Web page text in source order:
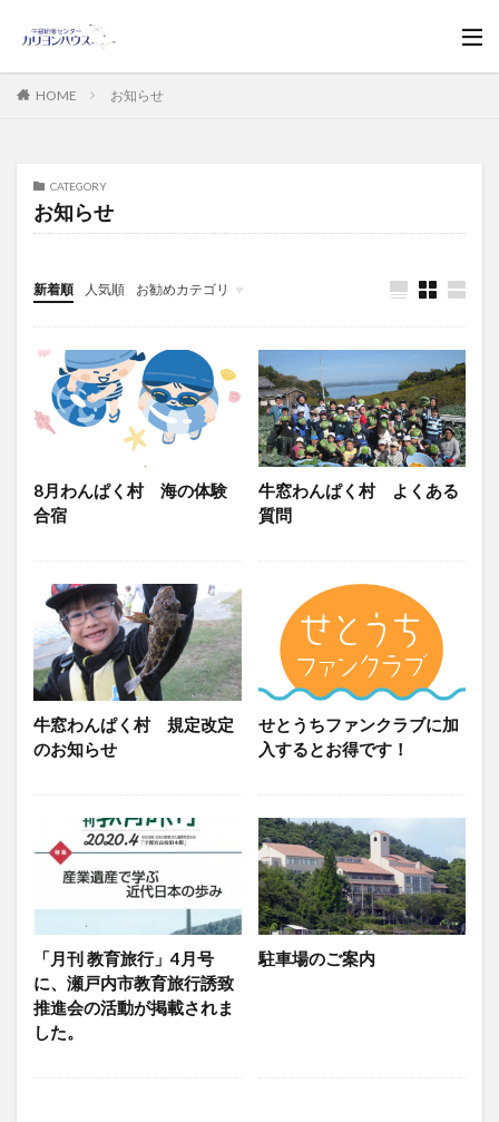
HOME お知らせ
CATEGORY
お知らせ
新着順 人気順 お勧めカテゴリ
お知らせ
8月わんぱく村 海の体験
合宿
牛窓わんぱく村 よくある
質問
牛窓わんぱく村 規定改定
のお知らせ
せとうちファンクラブに加
入するとお得です！
「月刊 教育旅行」4月号
に、瀬戸内市教育旅行誘致
推進会の活動が掲載されま
した。
駐車場のご案内